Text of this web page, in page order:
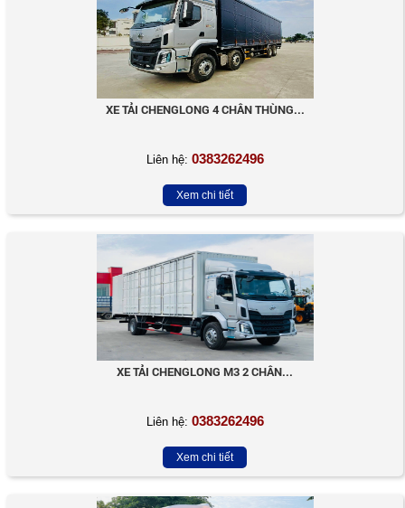
XE TẢI CHENGLONG 4 CHÂN THÙNG...
Liên hệ: 0383262496
Xem chi tiết
XE TẢI CHENGLONG M3 2 CHÂN...
Liên hệ: 0383262496
Xem chi tiết